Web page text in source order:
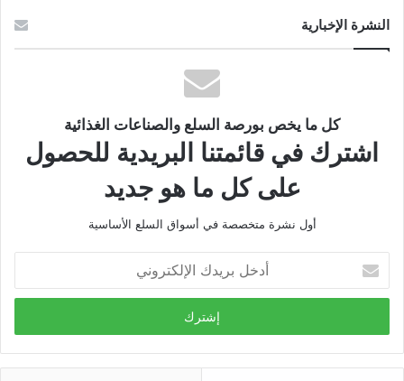
النشرة الإخبارية
كل ما يخص بورصة السلع والصناعات الغذائية
اشترك في قائمتنا البريدية للحصول
على كل ما هو جديد
أول نشرة متخصصة في أسواق السلع الأساسية
بريدك
الإلكتروني